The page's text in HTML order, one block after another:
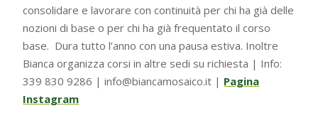
consolidare e lavorare con continuità per chi ha già delle
nozioni di base o per chi ha già frequentato il corso
base. Dura tutto l’anno con una pausa estiva. Inoltre
Bianca organizza corsi in altre sedi su richiesta | Info:
339 830 9286 | info@biancamosaico.it | Pagina
Instagram